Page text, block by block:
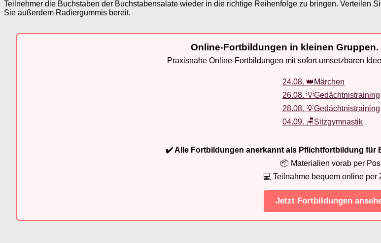
Teilnehmer die Buchstaben der Buchstabensalate wieder in die richtige Reihenfolge zu bringen. Verteilen
Sie außerdem Radiergummis bereit.
Online-Fortbildungen in kleinen
Praxisnahe Online-Fortbildungen mit sofort umsetzbaren
24.08. 👑Märchen
26.08. 💡Gedächtnistraining
28.08. 💡Gedächtnistraining
04.09. 🪑Sitzgymnastik
✔️ Alle Fortbildungen anerkannt als Pflichtfortbildung für
📦 Materialien vorab per
💻 Teilnahme bequem online per
Jetzt Fortbildungen